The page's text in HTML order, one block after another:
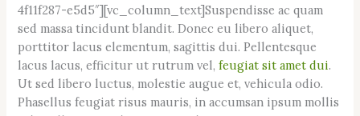
4f11f287-e5d5″][vc_column_text]Suspendisse ac quam
sed massa tincidunt blandit. Donec eu libero aliquet,
porttitor lacus elementum, sagittis dui. Pellentesque
lacus lacus, efficitur ut rutrum vel, feugiat sit amet dui.
Ut sed libero luctus, molestie augue et, vehicula odio.
Phasellus feugiat risus mauris, in accumsan ipsum mollis